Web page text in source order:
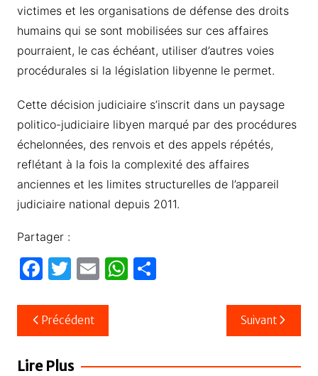
victimes et les organisations de défense des droits
humains qui se sont mobilisées sur ces affaires
pourraient, le cas échéant, utiliser d’autres voies
procédurales si la législation libyenne le permet.
Cette décision judiciaire s’inscrit dans un paysage
politico-judiciaire libyen marqué par des procédures
échelonnées, des renvois et des appels répétés,
reflétant à la fois la complexité des affaires
anciennes et les limites structurelles de l’appareil
judiciaire national depuis 2011.
Partager :
F
c
e
b
T
itt
er
E
ail
W
A
P
er
Navigation
de
l’article
Précédent Suivant
Lire Plus